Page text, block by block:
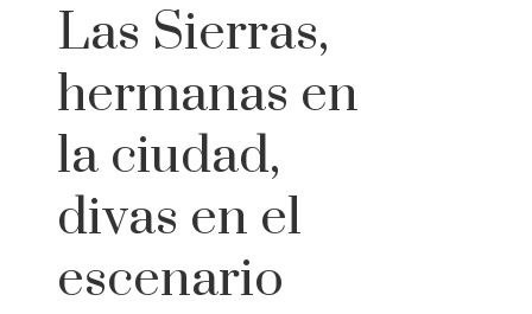
Las Sierras,
hermanas en
la ciudad,
divas en el
escenario